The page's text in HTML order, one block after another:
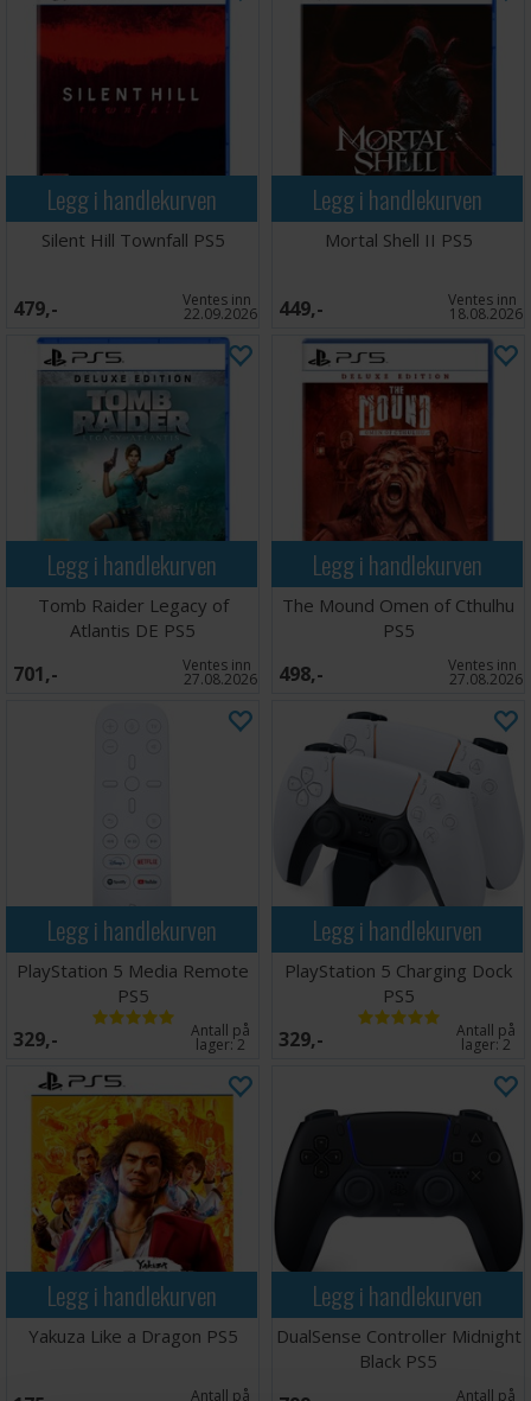
Legg i handlekurven
Silent Hill Townfall PS5
479,- Ventes inn
22.09.2026
Legg i handlekurven
Mortal Shell II PS5
449,- Ventes inn
18.08.2026
Legg i handlekurven
Tomb Raider Legacy of
Atlantis DE PS5
701,- Ventes inn
27.08.2026
Legg i handlekurven
The Mound Omen of Cthulhu
PS5
498,- Ventes inn
27.08.2026
Legg i handlekurven
PlayStation 5 Media Remote
PS5
329,- Antall på
lager:2
Legg i handlekurven
PlayStation 5 Charging Dock
PS5
329,- Antall på
lager:2
Legg i handlekurven
Yakuza Like a Dragon PS5
Antall på
Legg i handlekurven
DualSense Controller Midnight
Black PS5
Antall på